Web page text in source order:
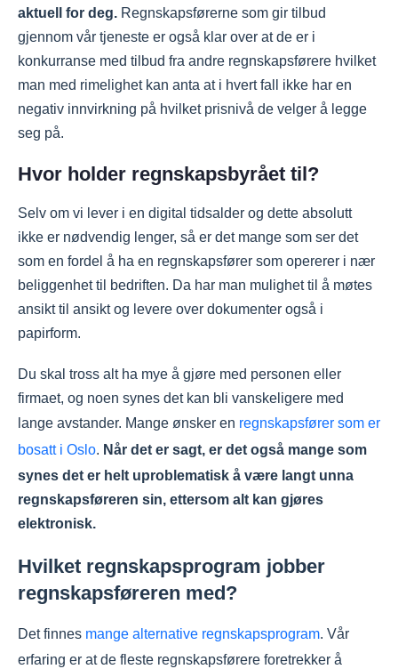
aktuell for deg. Regnskapsførerne som gir tilbud
gjennom vår tjeneste er også klar over at de er i
konkurranse med tilbud fra andre regnskapsførere hvilket
man med rimelighet kan anta at i hvert fall ikke har en
negativ innvirkning på hvilket prisnivå de velger å legge
seg på.
Hvor holder regnskapsbyrået til?
Selv om vi lever i en digital tidsalder og dette absolutt
ikke er nødvendig lenger, så er det mange som ser det
som en fordel å ha en regnskapsfører som opererer i nær
beliggenhet til bedriften. Da har man mulighet til å møtes
ansikt til ansikt og levere over dokumenter også i
papirform.
Du skal tross alt ha mye å gjøre med personen eller
firmaet, og noen synes det kan bli vanskeligere med
lange avstander. Mange ønsker en regnskapsfører som er
bosatt i Oslo. Når det er sagt, er det også mange som
synes det er helt uproblematisk å være langt unna
regnskapsføreren sin, ettersom alt kan gjøres
elektronisk.
Hvilket regnskapsprogram jobber
regnskapsføreren med?
Det finnes mange alternative regnskapsprogram. Vår
erfaring er at de fleste regnskapsførere foretrekker å